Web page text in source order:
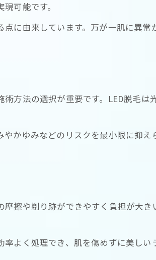
可能です。
に由来しています。万が一肌に異
方法の選択が重要です。LED脱毛は
かゆみなどのリスクを最小限に抑
擦や剃り跡ができやすく負担が大き
よく処理でき、肌を傷めずに美しい